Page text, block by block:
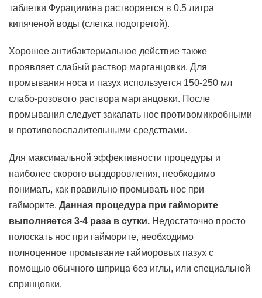
таблетки Фурацилина растворяется в 0.5 литра
кипяченой воды (слегка подогретой).
Хорошее антибактериальное действие также
проявляет слабый раствор марганцовки. Для
промывания носа и пазух используется 150-250 мл
слабо-розового раствора марганцовки. После
промывания следует закапать нос противомикробными
и противовоспалительными средствами.
Для максимальной эффективности процедуры и
наиболее скорого выздоровления, необходимо
понимать, как правильно промывать нос при
гайморите. Данная процедура при гайморите
выполняется 3-4 раза в сутки. Недостаточно просто
полоскать нос при гайморите, необходимо
полноценное промывание гайморовых пазух с
помощью обычного шприца без иглы, или специальной
спринцовки.